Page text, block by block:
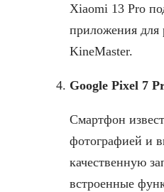
Xiaomi 13 Pro
приложения для
KineMaster.
Google Pixel 7
Смартфон
фотографией и
качественную
встроенные